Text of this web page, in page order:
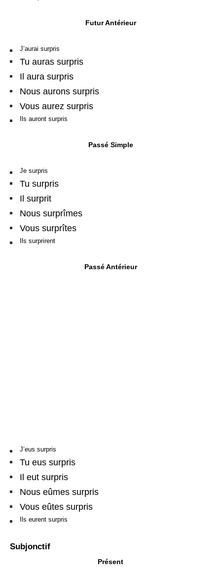
Futur Antérieur
J’aurai surpris
Tu auras surpris
Il aura surpris
Nous aurons surpris
Vous aurez surpris
Ils auront surpris
Passé Simple
Je surpris
Tu surpris
Il surprit
Nous surprîmes
Vous surprîtes
Ils surprirent
Passé Antérieur
J’eus surpris
Tu eus surpris
Il eut surpris
Nous eûmes surpris
Vous eûtes surpris
Ils eurent surpris
Subjonctif
Présent